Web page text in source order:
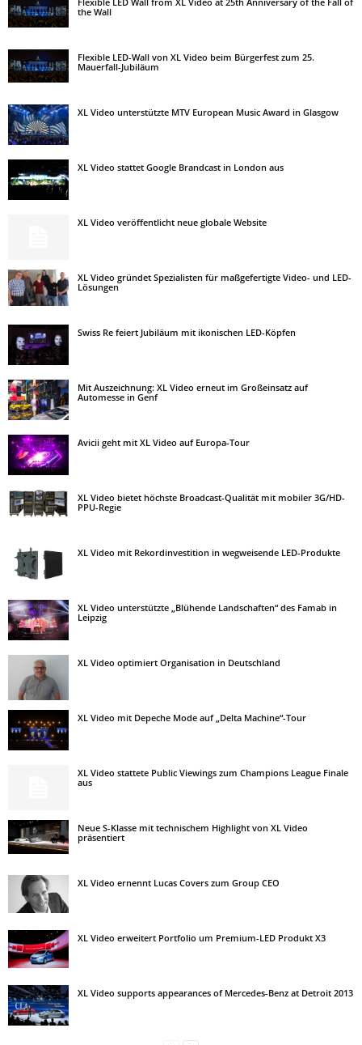
the Wall
Flexible LED-Wall von XL Video beim Bürgerfest zum 25.
Mauerfall-Jubiläum
XL Video unterstützte MTV European Music Award in Glasgow
XL Video stattet Google Brandcast in London aus
XL Video veröffentlicht neue globale Website
XL Video gründet Spezialisten für maßgefertigte Video- und LED-
Lösungen
Swiss Re feiert Jubiläum mit ikonischen LED-Köpfen
Mit Auszeichnung: XL Video erneut im Großeinsatz auf
Automesse in Genf
Avicii geht mit XL Video auf Europa-Tour
XL Video bietet höchste Broadcast-Qualität mit mobiler 3G/HD-
PPU-Regie
XL Video mit Rekordinvestition in wegweisende LED-Produkte
XL Video unterstützte „Blühende Landschaften“ des Famab in
Leipzig
XL Video optimiert Organisation in Deutschland
XL Video mit Depeche Mode auf „Delta Machine“-Tour
XL Video stattete Public Viewings zum Champions League Finale
aus
Neue S-Klasse mit technischem Highlight von XL Video
präsentiert
XL Video ernennt Lucas Covers zum Group CEO
XL Video erweitert Portfolio um Premium-LED Produkt X3
XL Video supports appearances of Mercedes-Benz at Detroit 2013